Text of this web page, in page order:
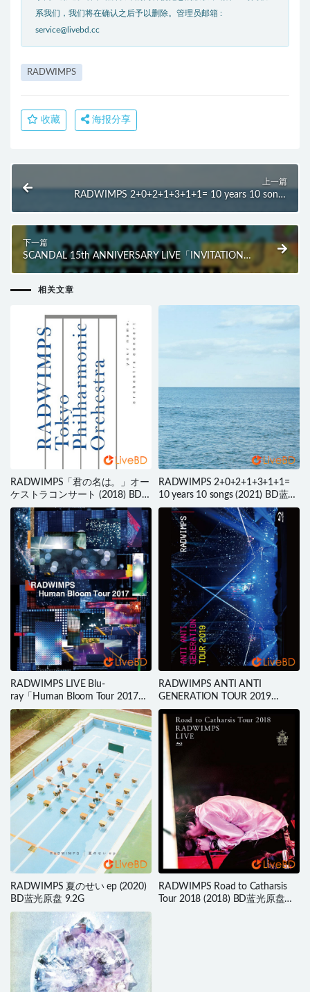
系我们，我们将在确认之后予以删除。管理员邮箱 :
service@livebd.cc
RADWIMPS
收藏 海报分享
上一篇
RADWIMPS 2+0+2+1+3+1+1= 10 years 10 songs
下一篇
SCANDAL 15th ANNIVERSARY LIVE「INVITATION」
at OSAKA-JO HALL (2021) BD蓝光原盘 32.7G
相关文章
RADWIMPS「君の名は。」オー
ケストラコンサート (2018) BD蓝
光原盘 39.1G
RADWIMPS 2+0+2+1+3+1+1=
10 years 10 songs (2021) BD蓝光
原盘 13.1G
RADWIMPS LIVE Blu-
ray「Human Bloom Tour 2017」
(2017) BD蓝光原盘 44.7G
RADWIMPS ANTI ANTI
GENERATION TOUR 2019
(2020) BD蓝光原盘 43.2G
RADWIMPS 夏のせい ep (2020)
BD蓝光原盘 9.2G
RADWIMPS Road to Catharsis
Tour 2018 (2018) BD蓝光原盘